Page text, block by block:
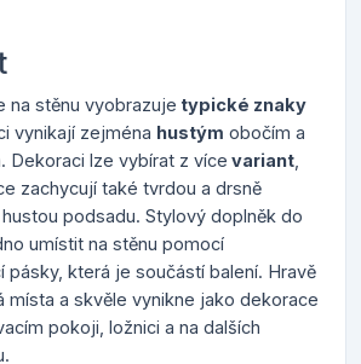
na stěnu vyobrazuje typické znaky
vynikají zejména hustým obočím a
Dekoraci lze vybírat z více variant
zachycují také tvrdou a drsně
podsadu. Stylový doplněk do
umístit na stěnu pomocí
pásky, která je součástí balení. Hravě
místa a skvěle vynikne jako dekorace
pokoji, ložnici a na dalších